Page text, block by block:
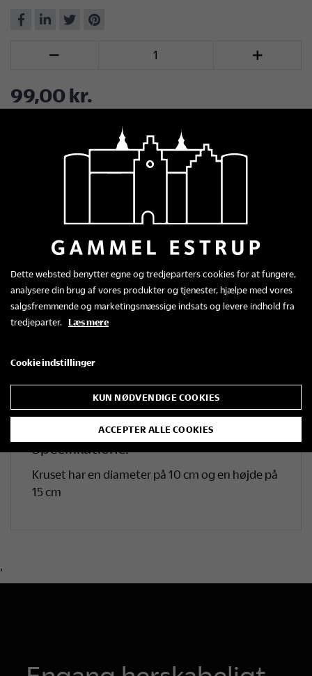
Del
Del
Del Del
 
99,00 kr.
Termokrus med logo
Hvidt keramisk termokrus med gummilåg og
Gammel Estrups klassiske logo på fronten.
Kruset holder drikken varm længere og ligger
ideelt til både hverdag og udflugter. Passer i en
standard kopholder.
Kruset har en diameter på 10 cm og en højde på
15 cm
'
Dette websted benytter egne og tredjeparters cookies for at fungere,
analysere din brug af vores produkter og tjenester, hjælpe med vores
salgsfremmende og marketingsmæssige indsats og levere indhold fra
tredjeparter. Læs mere
Cookie indstillinger
KUN NØDVENDIGE COOKIES
ACCEPTER ALLE COOKIES